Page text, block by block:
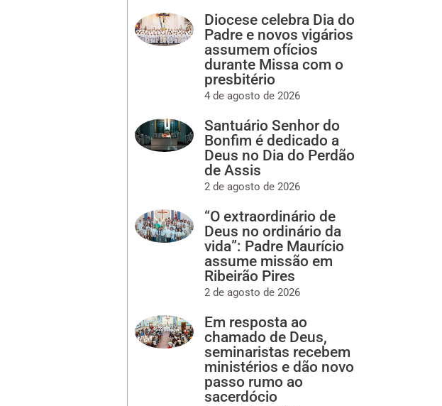
Diocese celebra Dia do
Padre e novos vigários
assumem ofícios
durante Missa com o
presbitério
4 de agosto de 2026
Santuário Senhor do
Bonfim é dedicado a
Deus no Dia do Perdão
de Assis
2 de agosto de 2026
“O extraordinário de
Deus no ordinário da
vida”: Padre Maurício
assume missão em
Ribeirão Pires
2 de agosto de 2026
Em resposta ao
chamado de Deus,
seminaristas recebem
ministérios e dão novo
passo rumo ao
sacerdócio